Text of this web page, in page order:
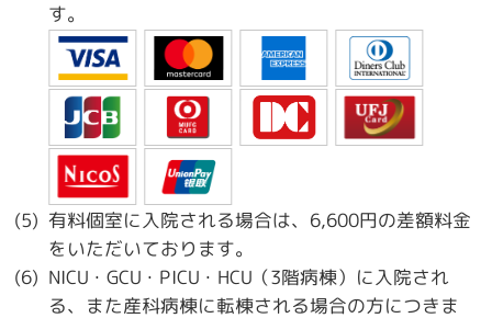
す。
有料個室に入院される場合は、6,600円の差額料金
をいただいております。
NICU・GCU・PICU・HCU（3階病棟）に入院され
る、また産科病棟に転棟される場合の方につきま